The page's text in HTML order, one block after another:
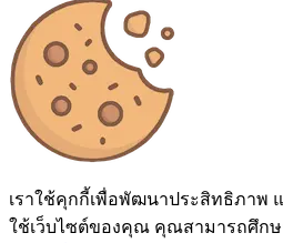
เราใช้คุกกี้เพื่อพัฒนาประสิทธิภาพ
ใช้เว็บไซต์ของคุณ คุณสามารถศึกษ